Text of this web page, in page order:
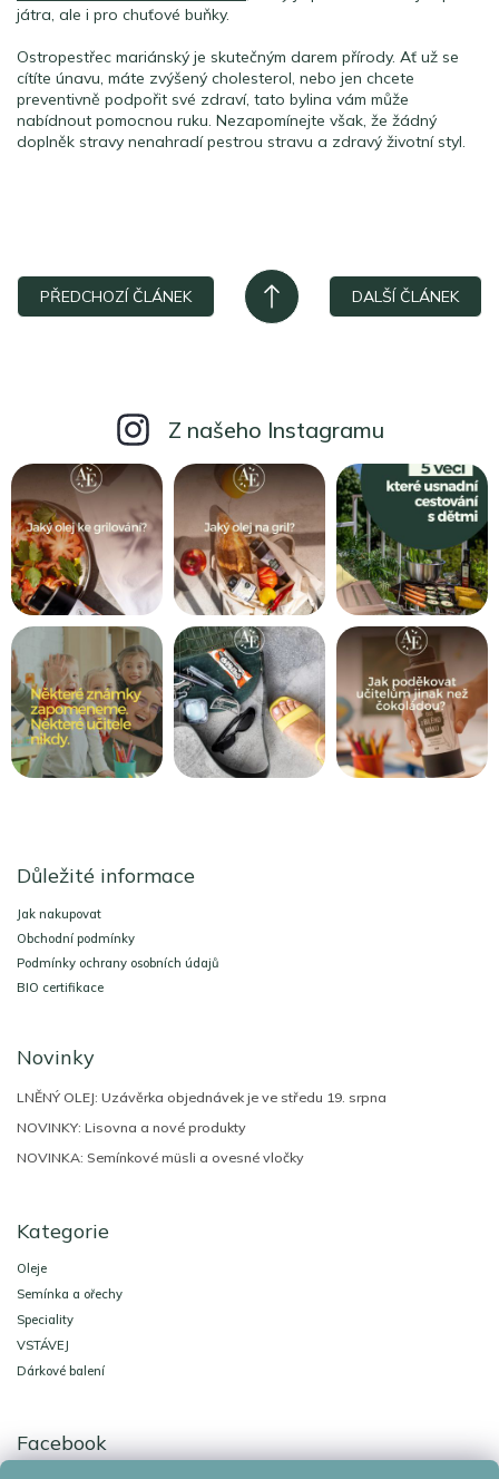
játra, ale i pro chuťové buňky.
Ostropestřec mariánský je skutečným darem přírody. Ať už se
cítíte únavu, máte zvýšený cholesterol, nebo jen chcete
preventivně podpořit své zdraví, tato bylina vám může
nabídnout pomocnou ruku. Nezapomínejte však, že žádný
doplněk stravy nenahradí pestrou stravu a zdravý životní styl.
PŘEDCHOZÍ ČLÁNEK DALŠÍ ČLÁNEK
Z našeho Instagramu
Důležité informace
Jak nakupovat
Obchodní podmínky
Podmínky ochrany osobních údajů
BIO certifikace
Novinky
LNĚNÝ OLEJ: Uzávěrka objednávek je ve středu 19. srpna
NOVINKY: Lisovna a nové produkty
NOVINKA: Semínkové müsli a ovesné vločky
Kategorie
Oleje
Semínka a ořechy
Speciality
VSTÁVEJ
Dárkové balení
Facebook